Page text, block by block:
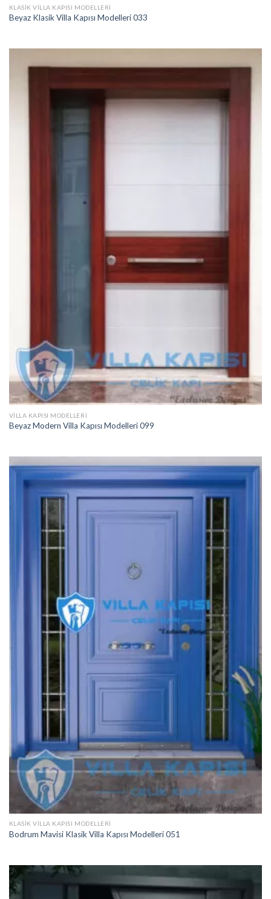
KLASIK VILLA KAPISI MODELLERI
Beyaz Klasik Villa Kapısı Modelleri 033
VILLA KAPISI MODELLERI
Beyaz Modern Villa Kapısı Modelleri 099
KLASIK VILLA KAPISI MODELLERI
Bodrum Mavisi Klasik Villa Kapısı Modelleri 051